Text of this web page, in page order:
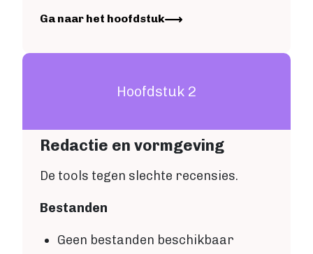
Marketingboek
Lifestyle
Reisboek
FICTIE
Chicklit
Fantasy
Image
Ga naar het hoofdstuk
Hoofdstuk 2
Redactie en vormgeving
De tools tegen slechte recensies.
Bestanden
Geen bestanden beschikbaar